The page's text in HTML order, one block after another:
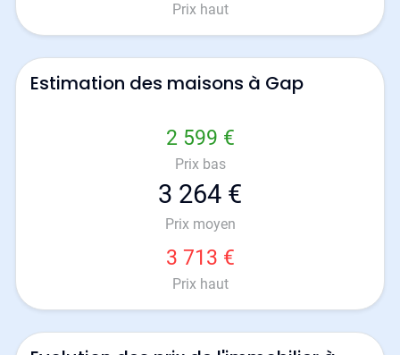
Prix haut
Estimation des maisons à Gap
2 599 €
Prix bas
3 264 €
Prix moyen
3 713 €
Prix haut